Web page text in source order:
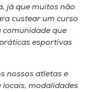
já que muitos não
custear um curso
comunidade que
esportivas
nossos atletas e
modalidades